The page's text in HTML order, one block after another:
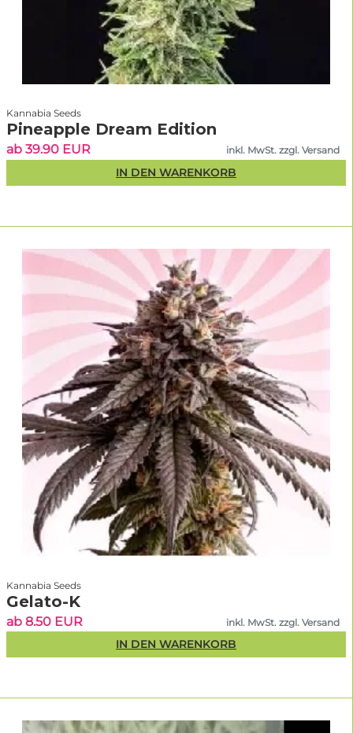
Kannabia Seeds
Pineapple Dream Edition
ab 39.90 EUR inkl. MwSt. zzgl. Versand
IN DEN WARENKORB
Kannabia Seeds
Gelato-K
ab 8.50 EUR inkl. MwSt. zzgl. Versand
IN DEN WARENKORB